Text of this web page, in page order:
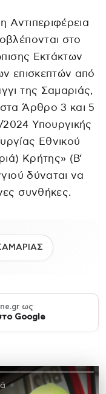
Αντιπεριφέρεια
στο
Εκτάκτων
επισκεπτών από
της Σαμαριάς,
Άρθρο 3 και 5
Υπουργικής
Εθνικού
Κρήτης» (Β’
δύναται να
συνθήκες.
ως
Google